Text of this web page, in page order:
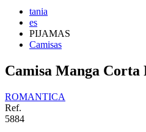
tania
es
PIJAMAS
Camisas
Camisa Manga Corta
ROMANTICA
Ref.
5884